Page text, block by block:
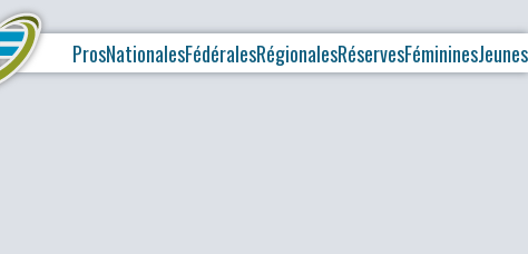
ProsNationalesFédéralesRégionalesRéservesFémininesJeunes